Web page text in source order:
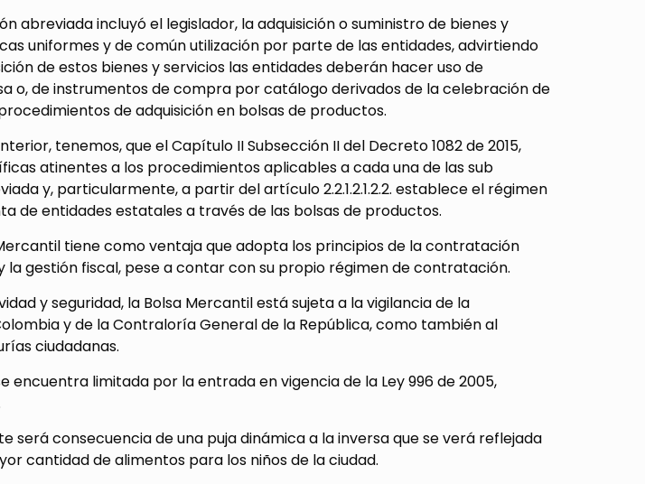
abreviada incluyó el legislador, la adquisición o suministro de bienes y
uniformes y de común utilización por parte de las entidades, advirtiendo
de estos bienes y servicios las entidades deberán hacer uso de
o, de instrumentos de compra por catálogo derivados de la celebración de
de adquisición en bolsas de productos.
tenemos, que el Capítulo II Subsección II del Decreto 1082 de 2015,
atinentes a los procedimientos aplicables a cada una de las sub
y, particularmente, a partir del artículo 2.2.1.2.1.2.2. establece el régimen
de entidades estatales a través de las bolsas de productos.
tiene como ventaja que adopta los principios de la contratación
gestión fiscal, pese a contar con su propio régimen de contratación.
y seguridad, la Bolsa Mercantil está sujeta a la vigilancia de la
y de la Contraloría General de la República, como también al
ciudadanas.
encuentra limitada por la entrada en vigencia de la Ley 996 de 2005,
será consecuencia de una puja dinámica a la inversa que se verá reflejada
cantidad de alimentos para los niños de la ciudad.